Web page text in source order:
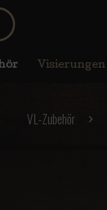
Visierungen
VL-Zubehör